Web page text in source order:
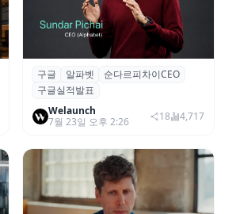
구글, 2026년 2분기 실적 발표…AI
투자로 "클라우드 82%·매출 24%
성장"
구글 알파벳
순다르피차이CEO
구글실적발표
Welaunch
7월 23일 오후 2:26
18 4,717